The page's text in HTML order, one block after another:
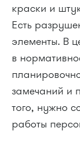
краски и
Есть
элементы. В
в
замечаний и
того, нужно
работы